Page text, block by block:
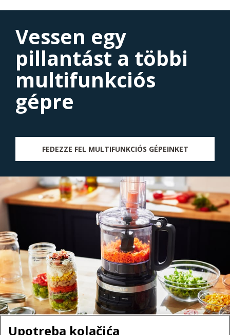
Vessen egy
pillantást a többi
multifunkciós
gépre
FEDEZZE FEL MULTIFUNKCIÓS GÉPEINKET
Upotreba kolačića